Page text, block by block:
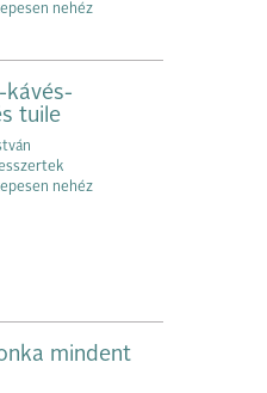
nehéz
kávés-
tuile
nehéz
mindent